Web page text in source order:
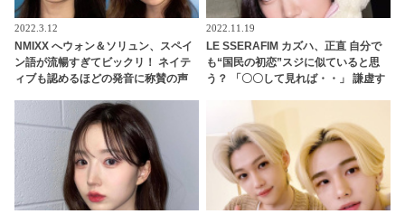
2022.3.12
NMIXX へウォン＆ソリュン、スペイ
ン語が流暢すぎてビックリ！ ネイテ
ィブも認めるほどの発音に称賛の声
2022.11.19
LE SSERAFIM カズハ、正直 自分で
も“国民の初恋”スジに似ていると思
う？ 「〇〇して見れば・・」 謙虚す